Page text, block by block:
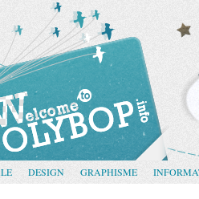
DESIGN GRAPHISME